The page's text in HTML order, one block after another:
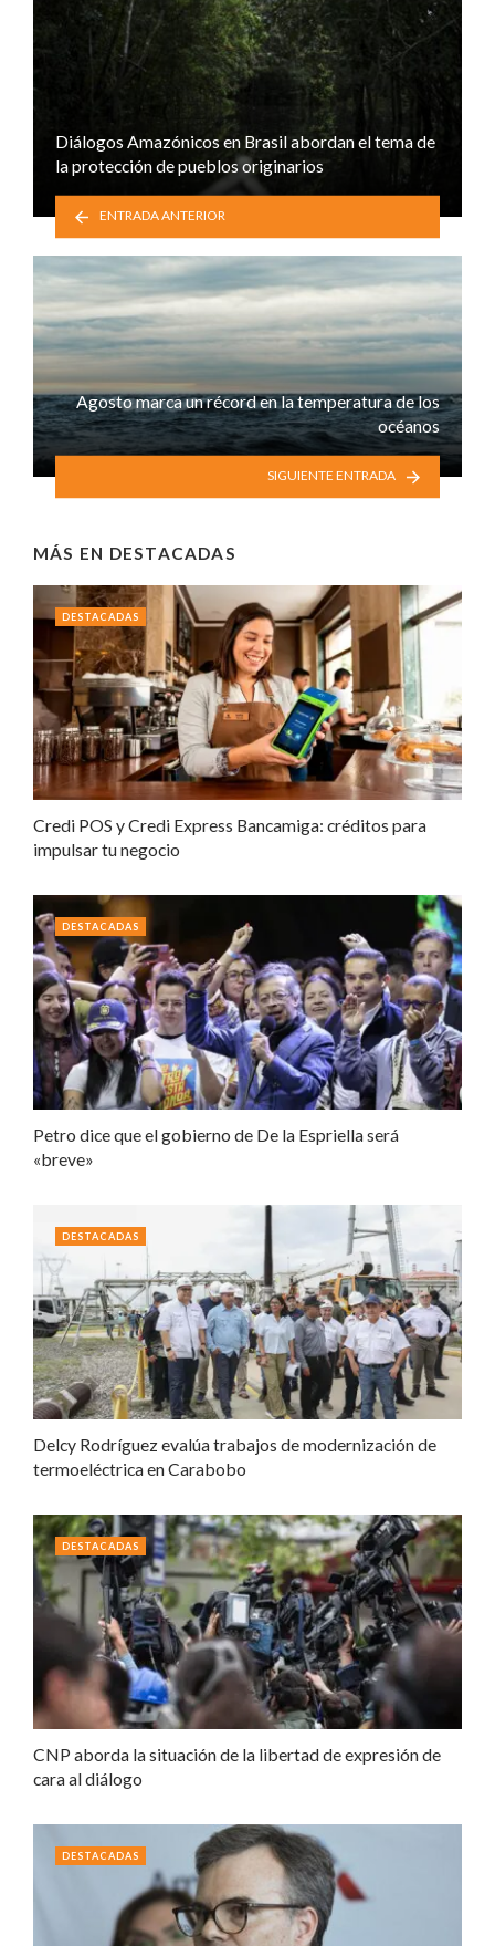
Diálogos Amazónicos en Brasil abordan el tema de
la protección de pueblos originarios
ENTRADA ANTERIOR
Agosto marca un récord en la temperatura de los
océanos
SIGUIENTE ENTRADA
MÁS EN DESTACADAS
Credi POS y Credi Express Bancamiga: créditos para
impulsar tu negocio
DESTACADAS
Petro dice que el gobierno de De la Espriella será
«breve»
DESTACADAS
Delcy Rodríguez evalúa trabajos de modernización de
termoeléctrica en Carabobo
DESTACADAS
CNP aborda la situación de la libertad de expresión de
cara al diálogo
DESTACADAS
DESTACADAS